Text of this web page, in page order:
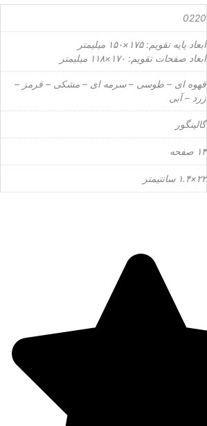
0220
ابعاد پایه تقویم: ۱۷۵×۱۵۰ میلیمتر
ابعاد صفحات تقویم: ۱۷۰×۱۱۸ میلیمتر
قهوه ای – طوسی – سرمه ای – مشکی – قرمز –
زرد – آبی
گالینگور
۱۴ صفحه
۲۲×۱.۴ سانتیمتر